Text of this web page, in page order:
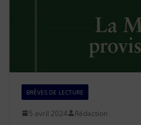
BRÈVES DE LECTURE
5 avril 2024 Rédaction